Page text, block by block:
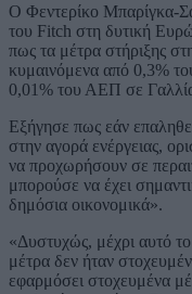
Ο Φεντερίκο Μπαρίγκα-
του Fitch στη δυτική
πως τα μέτρα στήριξης
κυμαινόμενα από 0,3%
0,01% του ΑΕΠ σε
Εξήγησε πως εάν
στην αγορά ενέργειας,
να προχωρήσουν σε
μπορούσε να έχει
δημόσια οικονομικά».
«Δυστυχώς, μέχρι αυτό
μέτρα δεν ήταν
εφαρμόσει στοχευμένα